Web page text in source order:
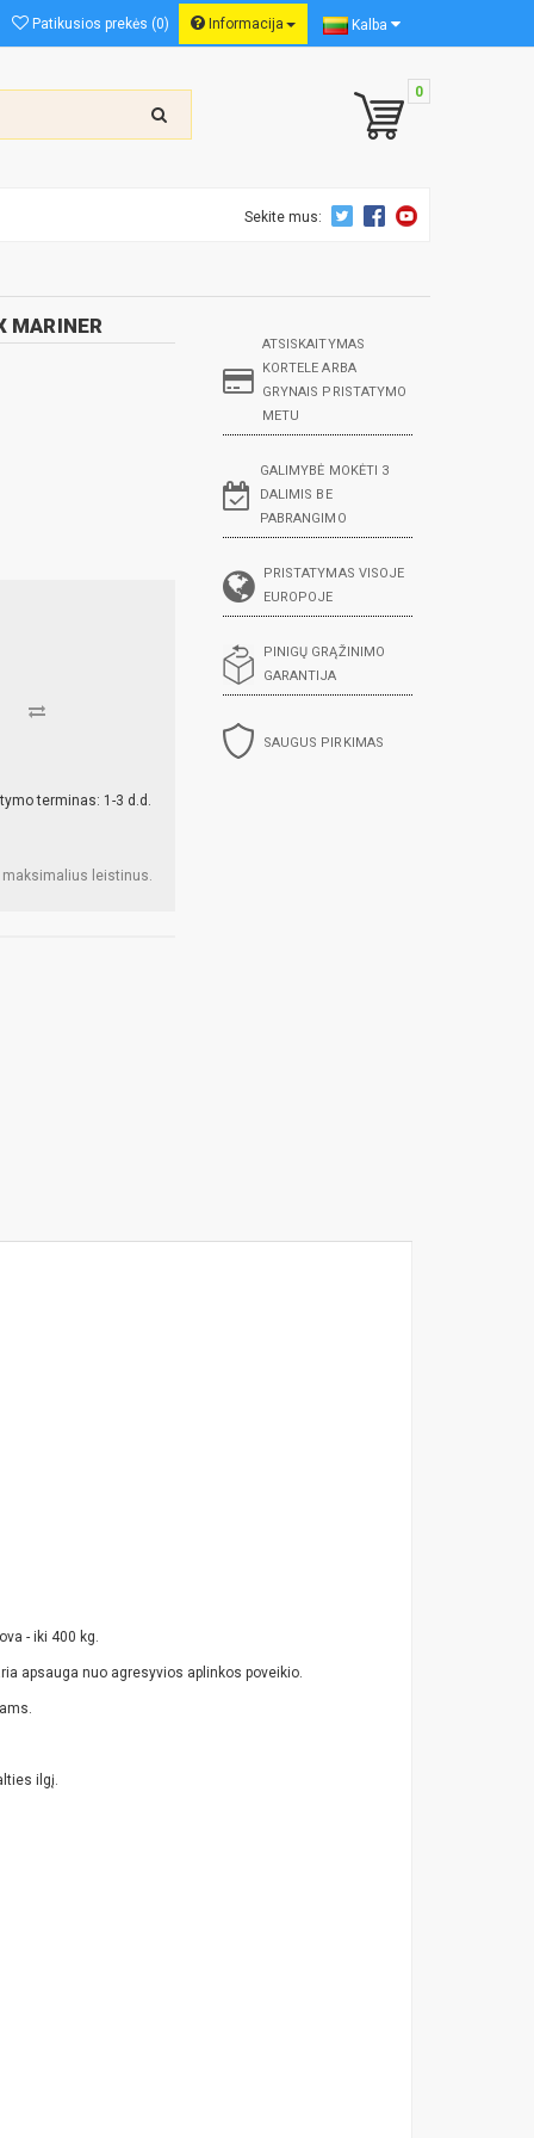
Patikusios prekės (0) Informacija Kalba
0
Sekite mus:
MARINER
terminas: 1-3 d.d.
maksimalius leistinus.
ATSISKAITYMAS
KORTELE ARBA
GRYNAIS PRISTATYMO
METU
GALIMYBĖ MOKĖTI 3
DALIMIS BE
PABRANGIMO
PRISTATYMAS VISOJE
EUROPOJE
PINIGŲ GRĄŽINIMO
GARANTIJA
SAUGUS PIRKIMAS
- iki 400 kg.
apsauga nuo agresyvios aplinkos poveikio.
ilgį.